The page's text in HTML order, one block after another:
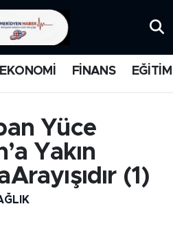
EKONOMİ FİNANS EĞİTİM
Yüce
Yakın
(1)
ve Fikstür